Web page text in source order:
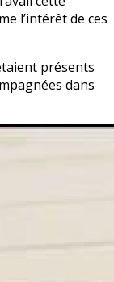
l’intérêt de ces
présents
dans